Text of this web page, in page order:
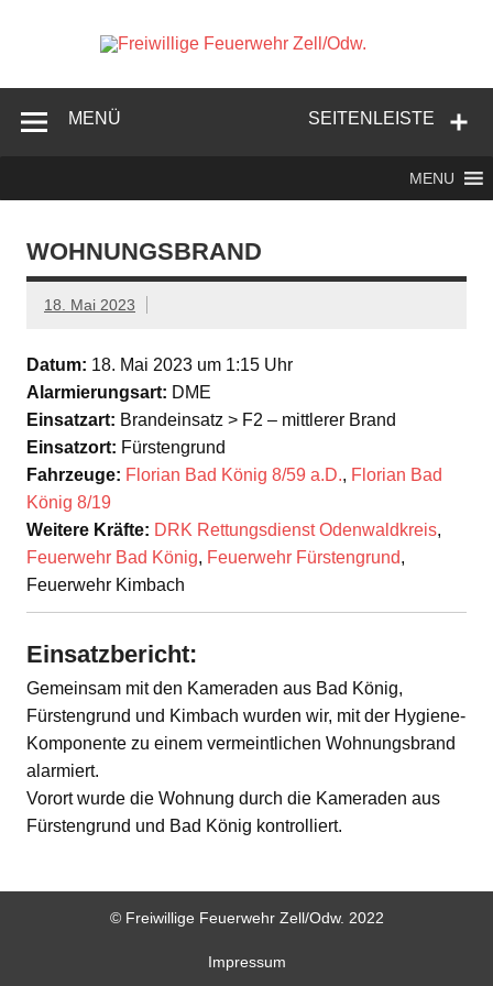
Zell/
SEITENLEISTE
MENÜ
MENU
WOHNUNGSBRAND
18. Mai 2023
Datum: 18. Mai 2023 um 1:15 Uhr
Alarmierungsart: DME
Einsatzart: Brandeinsatz > F2 – mittlerer Brand
Einsatzort: Fürstengrund
Fahrzeuge: Florian Bad König 8/59 a.D., Florian Bad
König 8/19
Weitere Kräfte: DRK Rettungsdienst Odenwaldkreis,
Feuerwehr Bad König, Feuerwehr Fürstengrund,
Feuerwehr Kimbach
Einsatzbericht:
Gemeinsam mit den Kameraden aus Bad König,
Fürstengrund und Kimbach wurden wir, mit der Hygiene-
Komponente zu einem vermeintlichen Wohnungsbrand
alarmiert.
Vorort wurde die Wohnung durch die Kameraden aus
Fürstengrund und Bad König kontrolliert.
© Freiwillige Feuerwehr Zell/Odw. 2022
Impressum